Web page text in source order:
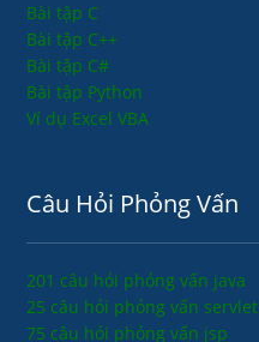
Bài tập C
Bài tập C++
Bài tập C#
Bài tập Python
Ví dụ Excel VBA
Câu Hỏi Phỏng Vấn
201 câu hỏi phỏng vấn java
25 câu hỏi phỏng vấn servlet
75 câu hỏi phỏng vấn jsp